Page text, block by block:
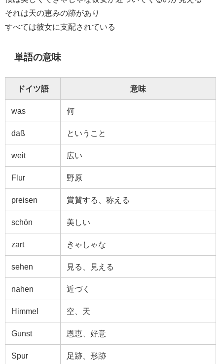
それは天の恵みの跡があり
すべては彼女に支配されている
単語の意味
ドイツ語 意味
was 何
daß ということ
weit 広い
Flur 野原
preisen 賞賛する、称える
schön 美しい
zart きゃしゃな
sehen 見る、見える
nahen 近づく
Himmel 空、天
Gunst 恩恵、好意
Spur 足跡、形跡